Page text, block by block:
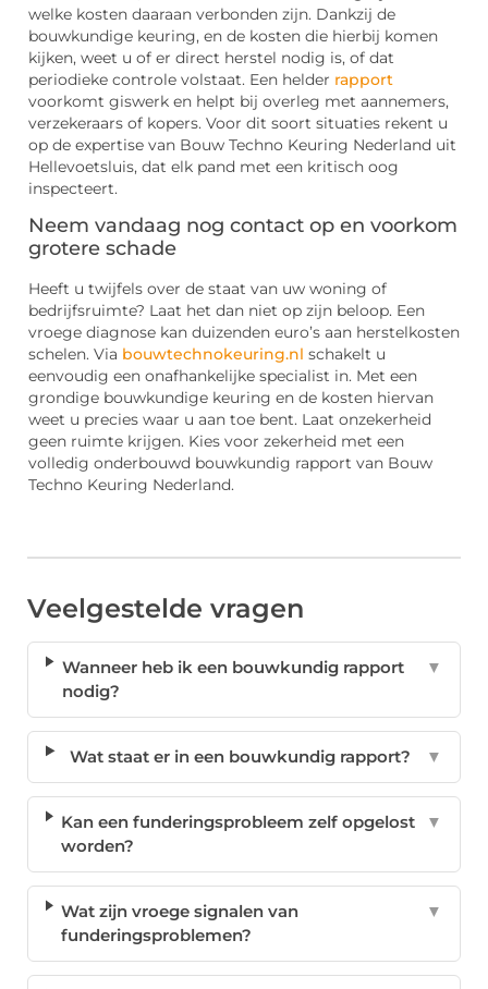
welke kosten daaraan verbonden zijn. Dankzij de
bouwkundige keuring, en de kosten die hierbij komen
kijken, weet u of er direct herstel nodig is, of dat
periodieke controle volstaat. Een helder rapport
voorkomt giswerk en helpt bij overleg met aannemers,
verzekeraars of kopers. Voor dit soort situaties rekent u
op de expertise van Bouw Techno Keuring Nederland uit
Hellevoetsluis, dat elk pand met een kritisch oog
inspecteert.
Neem vandaag nog contact op en voorkom
grotere schade
Heeft u twijfels over de staat van uw woning of
bedrijfsruimte? Laat het dan niet op zijn beloop. Een
vroege diagnose kan duizenden euro’s aan herstelkosten
schelen. Via bouwtechnokeuring.nl schakelt u
eenvoudig een onafhankelijke specialist in. Met een
grondige bouwkundige keuring en de kosten hiervan
weet u precies waar u aan toe bent. Laat onzekerheid
geen ruimte krijgen. Kies voor zekerheid met een
volledig onderbouwd bouwkundig rapport van Bouw
Techno Keuring Nederland.
Veelgestelde vragen
Wanneer heb ik een bouwkundig rapport
nodig?
▼
Wat staat er in een bouwkundig rapport? ▼
Kan een funderingsprobleem zelf opgelost
worden?
▼
Wat zijn vroege signalen van
funderingsproblemen?
▼